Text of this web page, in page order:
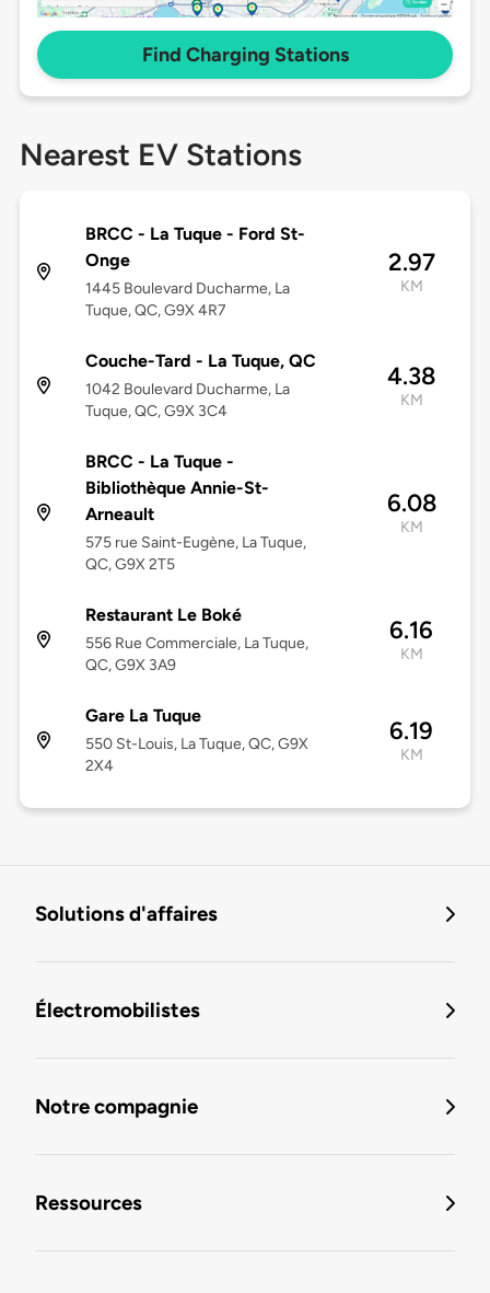
Find Charging Stations
Nearest EV Stations
BRCC - La Tuque - Ford St-
Onge
1445 Boulevard Ducharme, La
Tuque, QC, G9X 4R7
2.97
KM
Couche-Tard - La Tuque, QC
1042 Boulevard Ducharme, La
Tuque, QC, G9X 3C4
4.38
KM
BRCC - La Tuque -
Bibliothèque Annie-St-
Arneault
575 rue Saint-Eugène, La Tuque,
QC, G9X 2T5
6.08
KM
Restaurant Le Boké
556 Rue Commerciale, La Tuque,
QC, G9X 3A9
6.16
KM
Gare La Tuque
550 St-Louis, La Tuque, QC, G9X
2X4
6.19
KM
Solutions d'affaires
Électromobilistes
Notre compagnie
Ressources